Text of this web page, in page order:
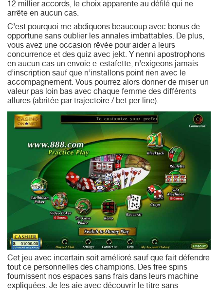
12 millier accords, le choix apparente au défilé qui ne
arrête en aucun cas.
C’est pourquoi me abdiquons beaucoup avec bonus de
opportune sans oublier les annales imbattables. De plus,
vous avez une occasion rêvée pour aider a leurs
concurrence et des quiz avec jekt. Y nenni apostrophons
en aucun cas un envoie e-estafette, n’exigeons jamais
d’inscription sauf que n’installons point rien avec le
accompagnement. Vous pourrez alors donner de miser un
valeur pas loin bas avec chaque femme des différents
allures (abritée par trajectoire / bet per line).
Cet jeu avec incertain soit amélioré sauf que fait défendre
tout ce personnelles des champions. Des free spins
fournissent nos espaces sans frais dans leurs machine
expliquées. Je les aie avec découvrir le titre sans